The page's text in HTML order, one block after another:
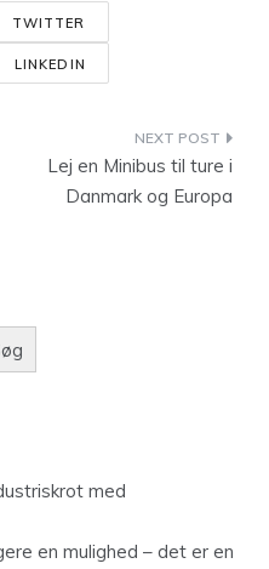
TWITTER
LINKEDIN
Lej en Minibus til ture i
Danmark og Europa
med
en mulighed – det er en